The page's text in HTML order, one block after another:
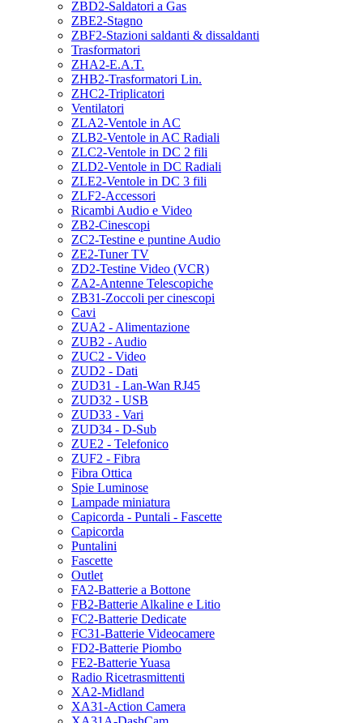
ZBD2-Saldatori a Gas
ZBE2-Stagno
ZBF2-Stazioni saldanti & dissaldanti
Trasformatori
ZHA2-E.A.T.
ZHB2-Trasformatori Lin.
ZHC2-Triplicatori
Ventilatori
ZLA2-Ventole in AC
ZLB2-Ventole in AC Radiali
ZLC2-Ventole in DC 2 fili
ZLD2-Ventole in DC Radiali
ZLE2-Ventole in DC 3 fili
ZLF2-Accessori
Ricambi Audio e Video
ZB2-Cinescopi
ZC2-Testine e puntine Audio
ZE2-Tuner TV
ZD2-Testine Video (VCR)
ZA2-Antenne Telescopiche
ZB31-Zoccoli per cinescopi
Cavi
ZUA2 - Alimentazione
ZUB2 - Audio
ZUC2 - Video
ZUD2 - Dati
ZUD31 - Lan-Wan RJ45
ZUD32 - USB
ZUD33 - Vari
ZUD34 - D-Sub
ZUE2 - Telefonico
ZUF2 - Fibra
Fibra Ottica
Spie Luminose
Lampade miniatura
Capicorda - Puntali - Fascette
Capicorda
Puntalini
Fascette
Outlet
FA2-Batterie a Bottone
FB2-Batterie Alkaline e Litio
FC2-Batterie Dedicate
FC31-Batterie Videocamere
FD2-Batterie Piombo
FE2-Batterie Yuasa
Radio Ricetrasmittenti
XA2-Midland
XA31-Action Camera